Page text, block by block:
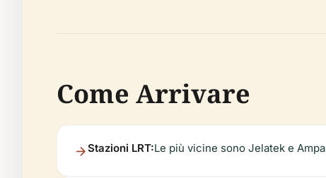
Come Arrivare
Stazioni LRT:Le più vicine sono Jelatek e